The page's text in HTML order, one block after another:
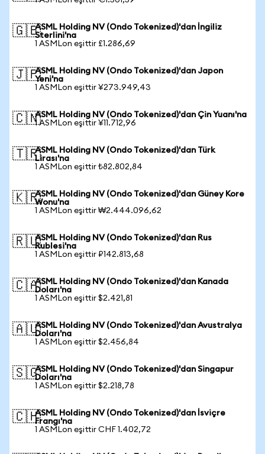
🇬🇧ASML Holding NV (Ondo Tokenized)'dan İngiliz
Sterlini'na
1 ASMLon eşittir £1.286,69
🇯🇵ASML Holding NV (Ondo Tokenized)'dan Japon
Yeni'na
1 ASMLon eşittir ¥273.949,43
🇨🇳ASML Holding NV (Ondo Tokenized)'dan Çin Yuanı'na
1 ASMLon eşittir ¥11.712,96
🇹🇷ASML Holding NV (Ondo Tokenized)'dan Türk
Lirası'na
1 ASMLon eşittir ₺82.802,84
🇰🇷ASML Holding NV (Ondo Tokenized)'dan Güney Kore
Wonu'na
1 ASMLon eşittir ₩2.444.096,62
🇷🇺ASML Holding NV (Ondo Tokenized)'dan Rus
Rublesi'na
1 ASMLon eşittir ₽142.813,68
🇨🇦ASML Holding NV (Ondo Tokenized)'dan Kanada
Doları'na
1 ASMLon eşittir $2.421,81
🇦🇺ASML Holding NV (Ondo Tokenized)'dan Avustralya
Doları'na
1 ASMLon eşittir $2.456,84
🇸🇬ASML Holding NV (Ondo Tokenized)'dan Singapur
Doları'na
1 ASMLon eşittir $2.218,78
🇨🇭ASML Holding NV (Ondo Tokenized)'dan İsviçre
Frangı'na
1 ASMLon eşittir CHF 1.402,72